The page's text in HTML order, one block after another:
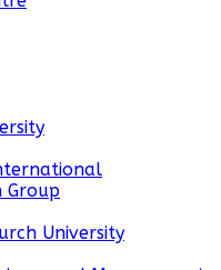
Group
University